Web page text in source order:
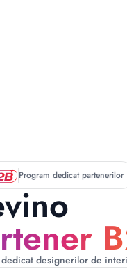
Program dedicat partenerilor
dedicat designerilor de